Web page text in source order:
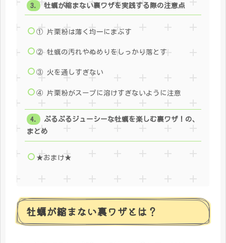
牡蠣が縮まない裏ワザを実践する際の注意点
① 片栗粉は薄く均一にまぶす
② 牡蠣の汚れやぬめりをしっかり落とす
③ 火を通しすぎない
④ 片栗粉がスープに溶けすぎないように注意
ぷるぷるジューシーな牡蠣を楽しむ裏ワザ！の、
まとめ
★おまけ★
牡蠣が縮まない裏ワザとは？